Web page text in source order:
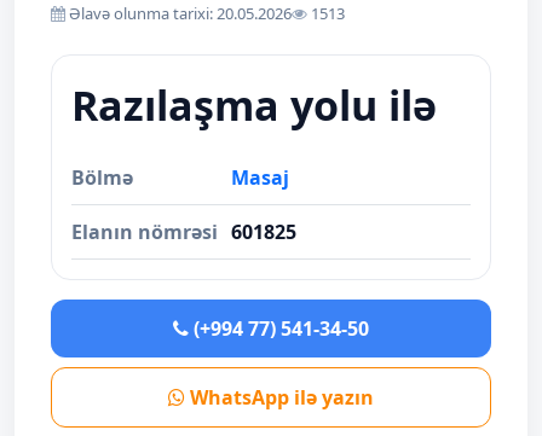
Əlavə olunma tarixi: 20.05.2026 1513
Razılaşma yolu ilə
Bölmə Masaj
Elanın nömrəsi 601825
(+994 77) 541-34-50
WhatsApp ilə yazın